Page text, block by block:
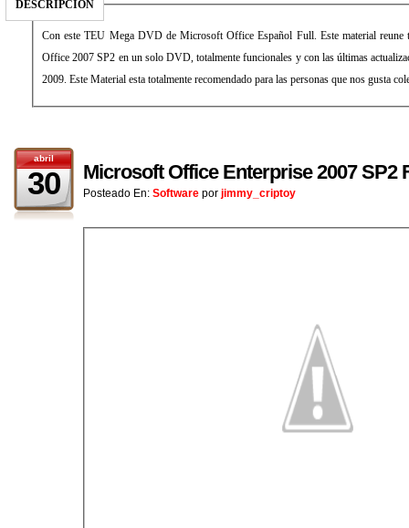
DESCRIPCION
Con este TEU Mega DVD de Microsoft Office Español Full. Este material reune
Office 2007 SP2 en un solo DVD, totalmente funcionales y con las últimas
2009. Este Material esta totalmente recomendado para las personas que nos gusta
abril
30 Microsoft Office Enterprise 2007 SP2
Posteado En: Software por jimmy_criptoy